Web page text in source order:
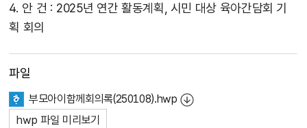
4. 안 건 : 2025년 연간 활동계획, 시민 대상 육아간담회 기
획 회의
파일
부모아이함께회의록(250108).hwp
hwp 파일 미리보기